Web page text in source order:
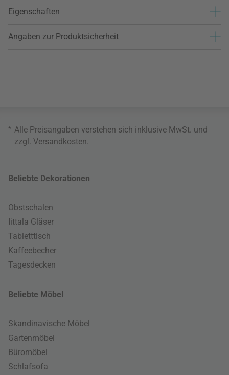
Eigenschaften
Angaben zur Produktsicherheit
* Alle Preisangaben verstehen sich inklusive MwSt. und
zzgl. Versandkosten
Beliebte Dekorationen
Obstschalen
Iittala Gläser
Tabletttisch
Kaffeebecher
Tagesdecken
Beliebte Möbel
Skandinavische Möbel
Gartenmöbel
Büromöbel
Schlafsofa